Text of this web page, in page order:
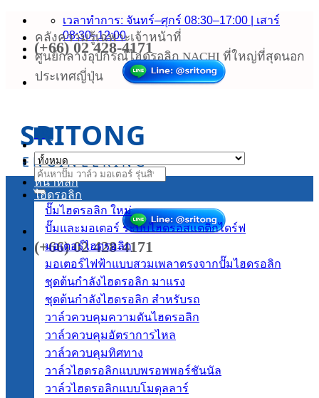
ข้าม
เนื้อหา
เวลาทำการ: จันทร์–ศุกร์ 08:30–17:00 | เสาร์
08:30–12:00
ศูนย์กลางอุปกรณ์ไฮดรอลิก NACHI ที่ใหญ่ที่สุดนอก
ประเทศญี่ปุ่น
คลังความรู้เฉพาะเจ้าหน้าที่
(+66) 02 428-4171
ENGINEERING
SRITONG
ค้นหา:
(+66) 02 428-4171
หน้าหลัก
ไฮดรอลิก
ปั๊มไฮดรอลิก
ปั๊มและมอเตอร์ ระบบไฮดรอสแตติกไดร์ฟ
มอเตอร์ไฮดรอลิก
มอเตอร์ไฟฟ้าแบบสวมเพลาตรงจากปั๊มไฮดรอลิก
ชุดต้นกำลังไฮดรอลิก
ชุดต้นกำลังไฮดรอลิก สำหรับรถ
วาล์วควบคุมความดันไฮดรอลิก
วาล์วควบคุมอัตราการไหล
วาล์วควบคุมทิศทาง
วาล์วไฮดรอลิกแบบพรอพพอร์ชันนัล
วาล์วไฮดรอลิกแบบโมดุลลาร์